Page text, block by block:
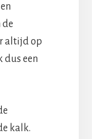
de
altijd op
een
kalk.